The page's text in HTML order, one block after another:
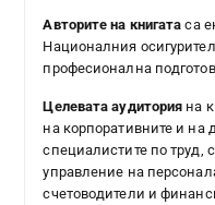
Авторите на книгата са
Националния
професионална
Целевата аудитория на
на корпоративните и на
специалистите по труд,
управление на
счетоводители и